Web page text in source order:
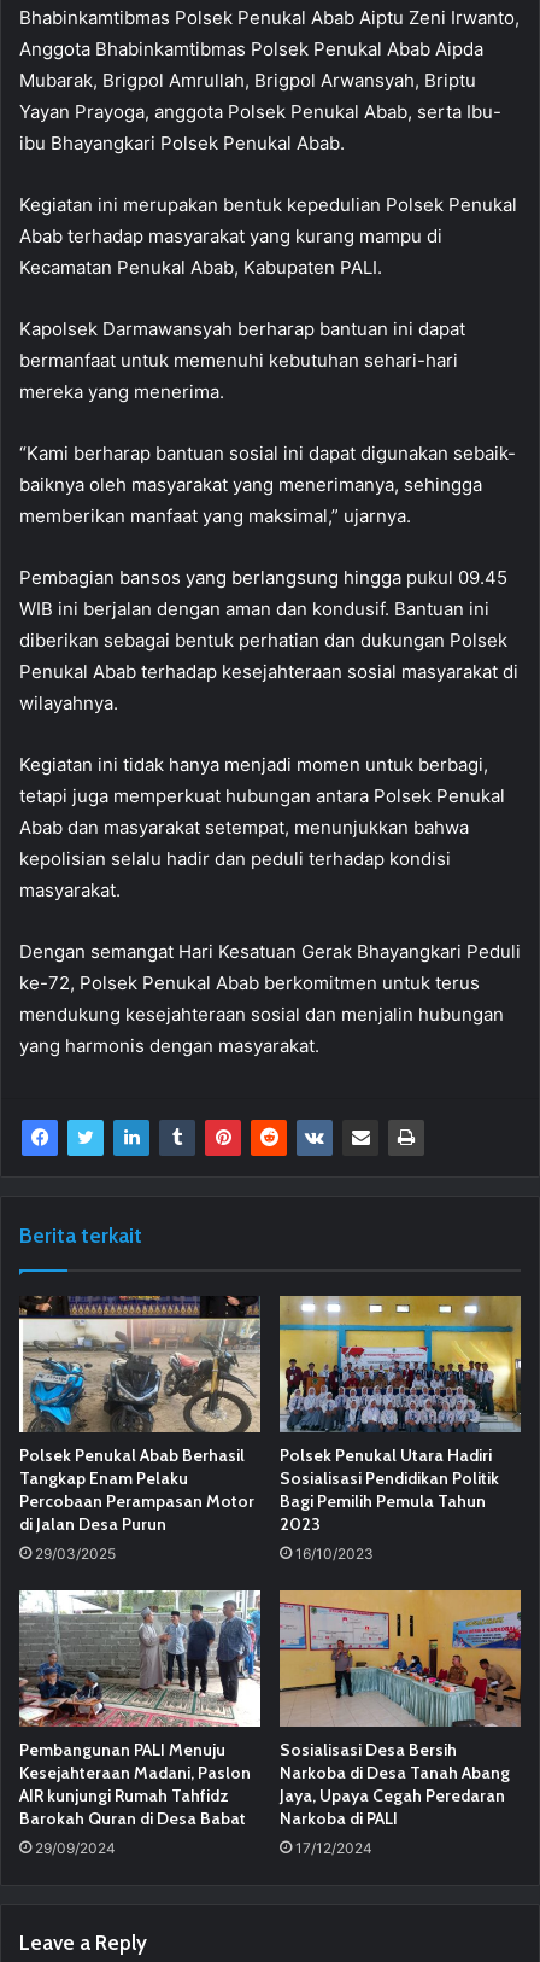
Bhabinkamtibmas Polsek Penukal Abab Aiptu Zeni Irwanto,
Anggota Bhabinkamtibmas Polsek Penukal Abab Aipda
Mubarak, Brigpol Amrullah, Brigpol Arwansyah, Briptu
Yayan Prayoga, anggota Polsek Penukal Abab, serta Ibu-
ibu Bhayangkari Polsek Penukal Abab.
Kegiatan ini merupakan bentuk kepedulian Polsek Penukal
Abab terhadap masyarakat yang kurang mampu di
Kecamatan Penukal Abab, Kabupaten PALI.
Kapolsek Darmawansyah berharap bantuan ini dapat
bermanfaat untuk memenuhi kebutuhan sehari-hari
mereka yang menerima.
“Kami berharap bantuan sosial ini dapat digunakan sebaik-
baiknya oleh masyarakat yang menerimanya, sehingga
memberikan manfaat yang maksimal,” ujarnya.
Pembagian bansos yang berlangsung hingga pukul 09.45
WIB ini berjalan dengan aman dan kondusif. Bantuan ini
diberikan sebagai bentuk perhatian dan dukungan Polsek
Penukal Abab terhadap kesejahteraan sosial masyarakat di
wilayahnya.
Kegiatan ini tidak hanya menjadi momen untuk berbagi,
tetapi juga memperkuat hubungan antara Polsek Penukal
Abab dan masyarakat setempat, menunjukkan bahwa
kepolisian selalu hadir dan peduli terhadap kondisi
masyarakat.
Dengan semangat Hari Kesatuan Gerak Bhayangkari Peduli
ke-72, Polsek Penukal Abab berkomitmen untuk terus
mendukung kesejahteraan sosial dan menjalin hubungan
yang harmonis dengan masyarakat.
Berita terkait
Polsek Penukal Abab Berhasil
Tangkap Enam Pelaku
Percobaan Perampasan Motor
di Jalan Desa Purun
29/03/2025
Polsek Penukal Utara Hadiri
Sosialisasi Pendidikan Politik
Bagi Pemilih Pemula Tahun
2023
16/10/2023
Pembangunan PALI Menuju
Kesejahteraan Madani, Paslon
AIR kunjungi Rumah Tahfidz
Barokah Quran di Desa Babat
29/09/2024
Sosialisasi Desa Bersih
Narkoba di Desa Tanah Abang
Jaya, Upaya Cegah Peredaran
Narkoba di PALI
17/12/2024
Leave a Reply